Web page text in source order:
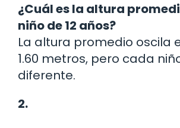
¿Cuál es la altura
niño de 12 años?
La altura promedio oscila
1.60 metros, pero cada
diferente.
2.